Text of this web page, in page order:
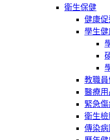
衛生保健
健康促
學生
教職
醫療用
緊急
衛生
傳染病